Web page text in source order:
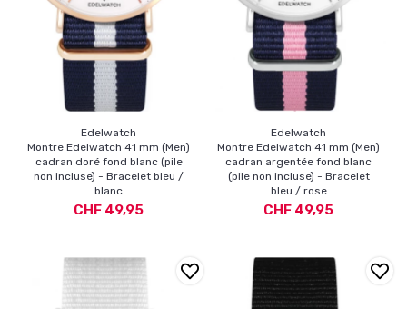
Edelwatch
Montre Edelwatch 41 mm (Men)
cadran doré fond blanc (pile
non incluse) - Bracelet bleu /
blanc
CHF 49,95
Edelwatch
Montre Edelwatch 41 mm (Men)
cadran argentée fond blanc
(pile non incluse) - Bracelet
bleu / rose
CHF 49,95